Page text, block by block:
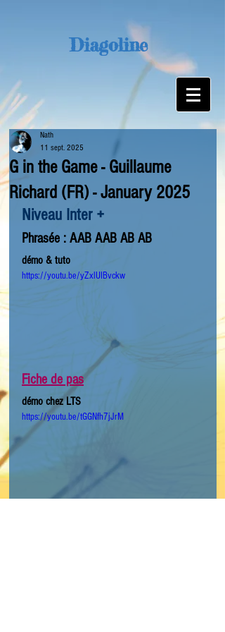
Diagoline
G in the Game - Guillaume
Richard (FR) - January 2025
Nath
11 sept. 2025
Niveau Inter +
Phrasée : AAB AAB AB AB
démo & tuto
https://youtu.be/yZxlUIBvckw
Fiche de pas
démo chez LTS
https://youtu.be/tGGNfh7jJrM